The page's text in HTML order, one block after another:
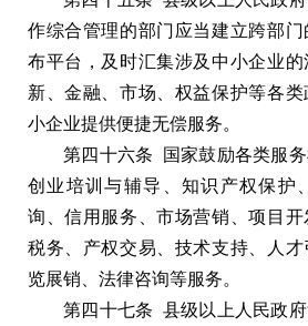
作综合管理的部门应当建立跨部
布平台，及时汇集涉及中小企业的
新、金融、市场、权益保护等各
小企业提供便捷无偿服务。
第四十六条 国家鼓励各类服
创业培训与辅导、知识产权保护
询、信用服务、市场营销、项目
税务、产权交易、技术支持、人
览展销、法律咨询等服务。
第四十七条 县级以上人民政